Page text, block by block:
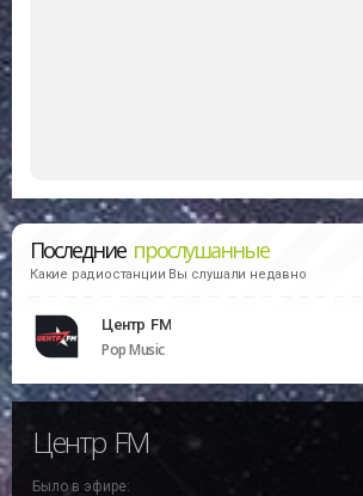
Последние прослушанные
Какие радиостанции Вы слушали недавно
Центр FM
Pop Music
Центр FM
Было в эфире: